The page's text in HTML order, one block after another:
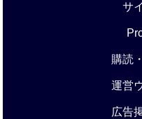
サ
購読
運営
広告